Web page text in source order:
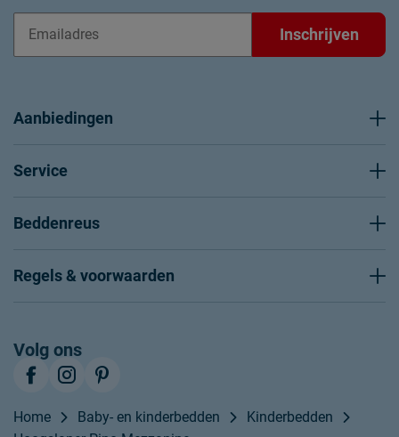
Inschrijven
Aanbiedingen
Service
Beddenreus
Regels & voorwaarden
Volg ons
Home Baby- en kinderbedden
Kinderbedden